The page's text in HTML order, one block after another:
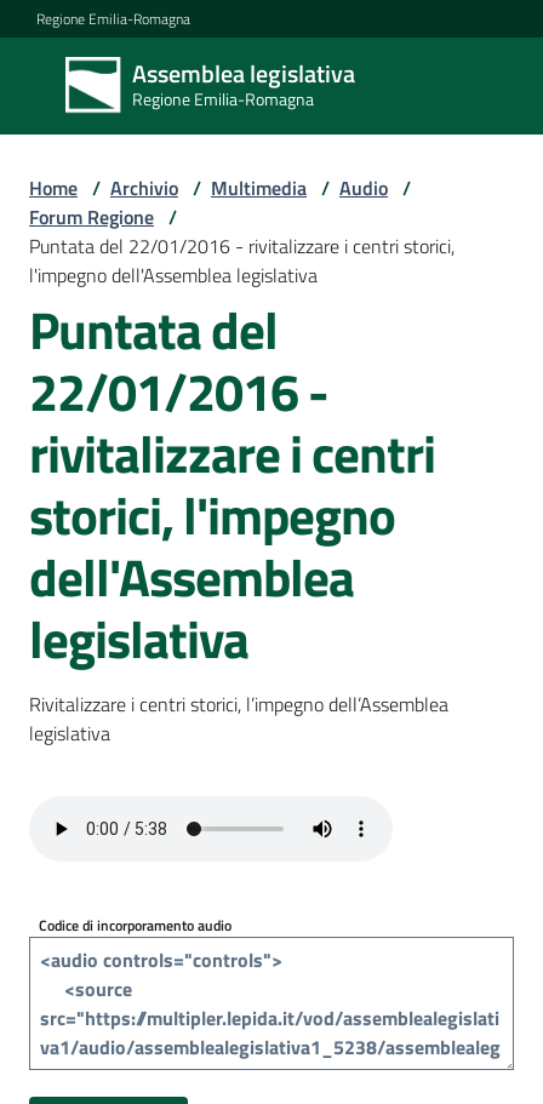
Vai al contenuto
Vai alla navigazione
Vai al footer
Regione Emilia-Romagna
Assemblea legislativa
Regione Emilia-Romagna
Assemblea
legislativa
Regione Emilia-
Assemblea
Attività
Argomenti
i
media
i
cittadini
Home / Archivio / Multimedia / Audio /
Forum Regione /
Puntata del 22/01/2016 - rivitalizzare i centri storici,
l'impegno dell'Assemblea legislativa
Puntata del
22/01/2016 -
rivitalizzare i centri
storici, l'impegno
dell'Assemblea
legislativa
Rivitalizzare i centri storici, l’impegno dell’Assemblea
legislativa
Codice di incorporamento audio